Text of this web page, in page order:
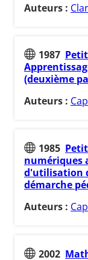
Auteurs :
1987
(deuxième
Auteurs :
1985
numériques
d'utilisation
démarche
Auteurs :
2002